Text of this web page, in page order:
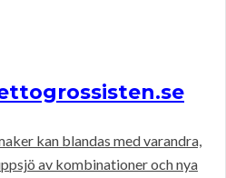
kan blandas med varandra,
av kombinationer och nya